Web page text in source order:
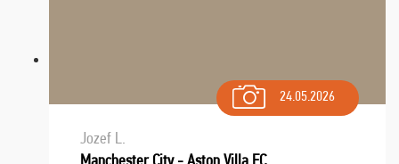
24.05.2026
Jozef L.
Manchester City - Aston Villa FC